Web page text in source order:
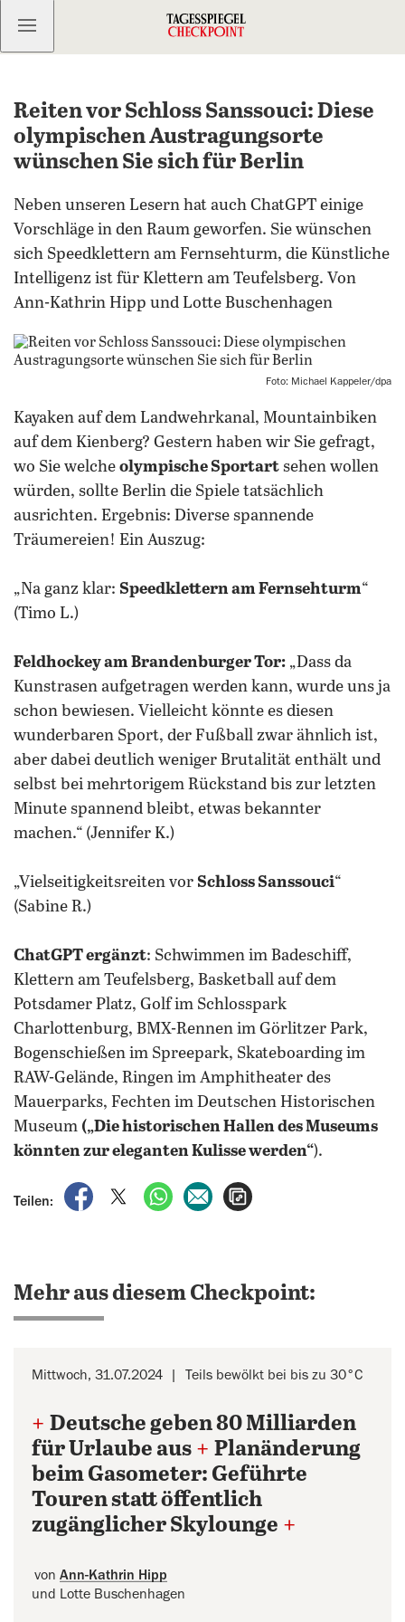
Kostenlos anmelden
Reiten vor Schloss Sanssouci: Diese
olympischen Austragungsorte
wünschen Sie sich für Berlin
Neben unseren Lesern hat auch ChatGPT einige
Vorschläge in den Raum geworfen. Sie wünschen
sich Speedklettern am Fernsehturm, die Künstliche
Intelligenz ist für Klettern am Teufelsberg. Von
Ann-Kathrin Hipp und Lotte Buschenhagen
Foto: Michael Kappeler/dpa
Kayaken auf dem Landwehrkanal, Mountainbiken
auf dem Kienberg? Gestern haben wir Sie gefragt,
wo Sie welche olympische Sportart sehen wollen
würden, sollte Berlin die Spiele tatsächlich
ausrichten. Ergebnis: Diverse spannende
Träumereien! Ein Auszug:
„Na ganz klar: Speedklettern am Fernsehturm“
(Timo L.)
Feldhockey am Brandenburger Tor: „Dass da
Kunstrasen aufgetragen werden kann, wurde uns ja
schon bewiesen. Vielleicht könnte es diesen
wunderbaren Sport, der Fußball zwar ähnlich ist,
aber dabei deutlich weniger Brutalität enthält und
selbst bei mehrtorigem Rückstand bis zur letzten
Minute spannend bleibt, etwas bekannter
machen.“ (Jennifer K.)
„Vielseitigkeitsreiten vor Schloss Sanssouci“
(Sabine R.)
ChatGPT ergänzt: Schwimmen im Badeschiff,
Klettern am Teufelsberg, Basketball auf dem
Potsdamer Platz, Golf im Schlosspark
Charlottenburg, BMX-Rennen im Görlitzer Park,
Bogenschießen im Spreepark, Skateboarding im
RAW-Gelände, Ringen im Amphitheater des
Mauerparks, Fechten im Deutschen Historischen
Museum („Die historischen Hallen des Museums
könnten zur eleganten Kulisse werden“).
Teilen:
auf Facebook teilen
auf X teilenper WhatsApp teilen
per E-Mail teilen
Mehr aus diesem Checkpoint:
Mittwoch, 31.07.2024 Teils bewölkt bei bis zu 30°C
+ Deutsche geben 80 Milliarden
für Urlaube aus + Planänderung
beim Gasometer: Geführte
Touren statt öffentlich
zugänglicher Skylounge +
von Ann-Kathrin Hipp
und Lotte Buschenhagen